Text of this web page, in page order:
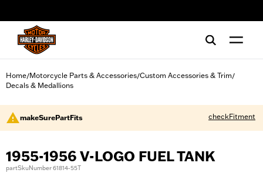
Home/Motorcycle Parts & Accessories/Custom Accessories & Trim/
Decals & Medallions
makeSurePartFits checkFitment
1955-1956 V-LOGO FUEL TANK
partSkuNumber 61814-55T